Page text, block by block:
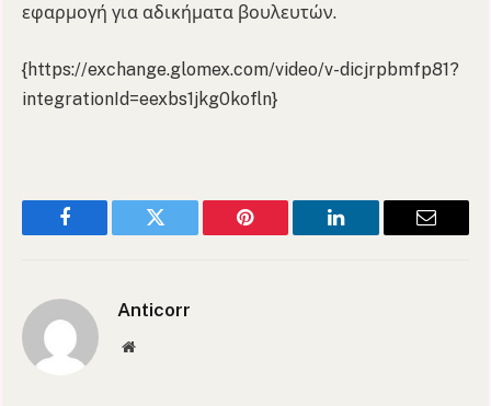
εφαρμογή για αδικήματα βουλευτών.
{https://exchange.glomex.com/video/v-dicjrpbmfp81?
integrationId=eexbs1jkg0kofln}
Facebook Twitter Pinterest LinkedIn Email
Anticorr
Website